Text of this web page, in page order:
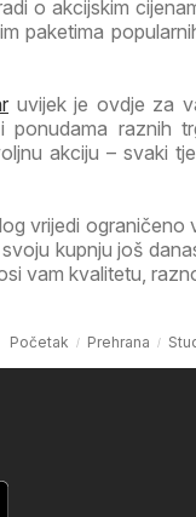
o akcijskim
paketima
uvijek je ovdje za
ponudama raznih
akciju – svaki
vrijedi ograničeno
kupnju još
vam kvalitetu,
Početak Prehrana